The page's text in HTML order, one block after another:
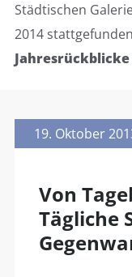
Städtischen
2014
19. Oktober
Von
Tägliche